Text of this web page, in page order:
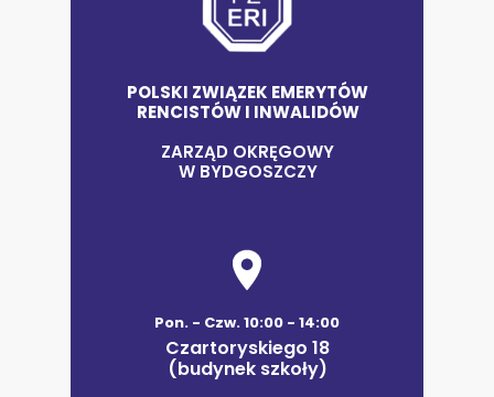
POLSKI ZWIĄZEK EMERYTÓW
RENCISTÓW I INWALIDÓW
ZARZĄD OKRĘGOWY
W BYDGOSZCZY
Pon. - Czw. 10:00 - 14:00
Czartoryskiego 18
(budynek szkoły)